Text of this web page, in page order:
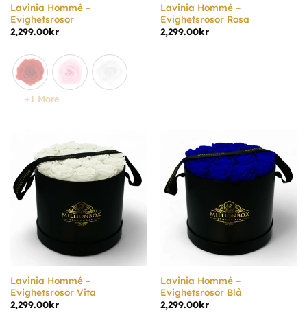
Lavinia Hommé –
Evighetsrosor
2,299.00kr
+1 More
Lavinia Hommé –
Evighetsrosor Rosa
2,299.00kr
Lavinia Hommé –
Evighetsrosor Vita
2,299.00kr
Lavinia Hommé –
Evighetsrosor Blå
2,299.00kr